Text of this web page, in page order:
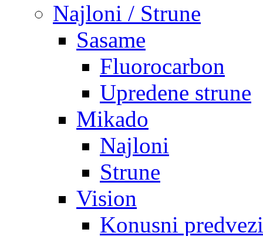
Najloni / Strune
Sasame
Fluorocarbon
Upredene strune
Mikado
Najloni
Strune
Vision
Konusni predvezi